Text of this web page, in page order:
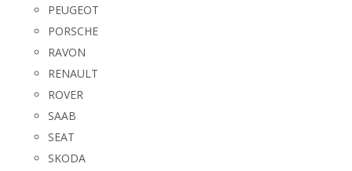
PEUGEOT
PORSCHE
RAVON
RENAULT
ROVER
SAAB
SEAT
SKODA